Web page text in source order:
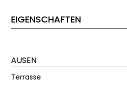
EIGENSCHAFTEN
AUSEN
Terrasse